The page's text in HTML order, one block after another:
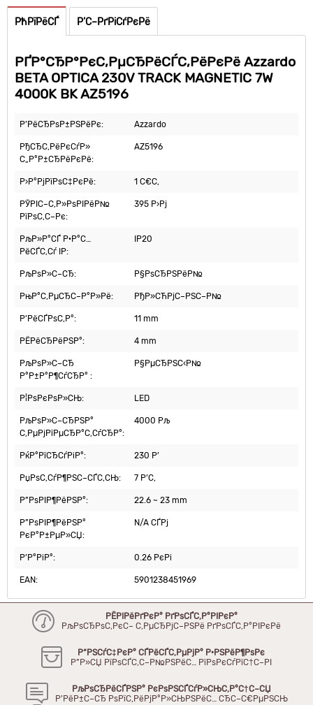
РћРїРёСЃ Р’С–РґРіСѓРєРё
РҐР°СЂР°РєС‚РµСЂРёСЃС‚РёРєРё Azzardo
BETA OPTICA 230V TRACK MAGNETIC 7W
4000K BK AZ5196
Р’РёСЂРѕР±РЅРёРє: Azzardo
РђСЂС‚РёРєСѓР»
С„Р°Р±СЂРёРєРё:
AZ5196
Р›Р°РјРїРѕС‡РєРё: 1 С€С‚
РЎРІС–С‚Р»РѕРІРёР№
РїРѕС‚С–Рє:
395 Р›Рј
РљР»Р°СЃ Р·Р°С…
РёСЃС‚Сѓ IP:
IP20
РљРѕР»С–СЂ: Р§РѕСЂРЅРёР№
РњР°С‚РµСЂС–Р°Р»Рё: РђР»СЋРјС–РЅС–Р№
Р’РёСЃРѕС‚Р°: 11 mm
РЁРёСЂРёРЅР°: 4 mm
РљРѕР»С–СЂ
Р°Р±Р°Р¶СѓСЂР° :
Р§РµСЂРЅС‹Р№
Р¦РѕРєРѕР»СЊ: LED
РљРѕР»С–СЂРЅР°
С‚РµРјРїРµСЂР°С‚СѓСЂР°:
4000 Рљ
РќР°РїСЂСѓРіР°: 230 Р’
РџРѕС‚СѓР¶РЅС–СЃС‚СЊ: 7 Р’С‚
Р”РѕРІР¶РёРЅР°: 22.6 ~ 23 mm
Р”РѕРІР¶РёРЅР°
РєР°Р±РµР»СЏ:
N/A СЃРј
Р’Р°РіР°: 0.26 РєРі
EAN: 5901238451969
РЁРІРёРґРєР° РґРѕСЃС‚Р°РІРєР°
РљРѕСЂРѕС‚РєС– С‚РµСЂРјС–РЅРё РґРѕСЃС‚Р°РІРєРё
Р“РЅСѓС‡РєР° СЃРёСЃС‚РµРјР° Р·РЅРёР¶РѕРє
Р”Р»СЏ РїРѕСЃС‚С–Р№РЅРёС… РїРѕРєСѓРїС†С–РІ
РљРѕСЂРёСЃРЅР° РєРѕРЅСЃСѓР»СЊС‚Р°С†С–СЏ
Р’РёР±С–СЂ РѕРїС‚РёРјР°Р»СЊРЅРёС… СЂС–С€РµРЅСЊ